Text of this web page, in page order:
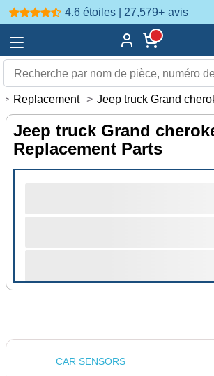
4.6 étoiles | 27,579+ avis
> Replacement > Jeep truck Grand
Jeep truck Grand
Replacement Parts
CAR SENSORS